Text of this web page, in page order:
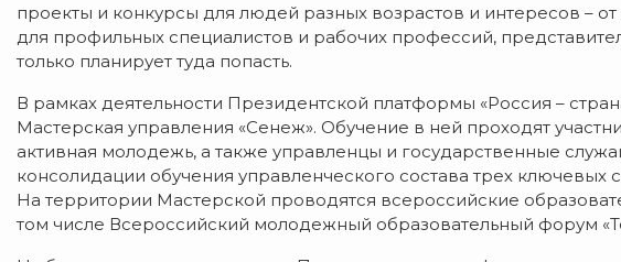
проекты и конкурсы для людей разных возрастов и интересов –
для профильных специалистов и рабочих профессий,
только планирует туда попасть.
В рамках деятельности Президентской платформы «Россия –
Мастерская управления «Сенеж». Обучение в ней проходят
активная молодежь, а также управленцы и государственные
консолидации обучения управленческого состава трех ключевых
На территории Мастерской проводятся всероссийские
том числе Всероссийский молодежный образовательный форум